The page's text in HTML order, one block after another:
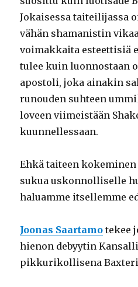
Jokaisessa taiteilijassa
vähän shamanistin
voimakkaita esteettisiä
tulee kuin luonnostaan
apostoli, joka ainakin
runouden suhteen
loveen viimeistään
kuunnellessaan.
Ehkä taiteen
sukua uskonnolliselle
haluamme itsellemme
Joonas Saartamo tekee
hienon debyytin
pikkurikollisena